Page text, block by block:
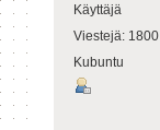
Käyttäjä
Viestejä: 1800
Kubuntu